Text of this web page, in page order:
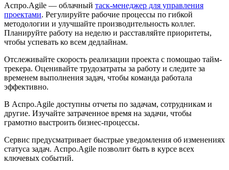
Аспро.Agile — облачный таск-менеджер для управления
проектами. Регулируйте рабочие процессы по гибкой
методологии и улучшайте производительность коллег.
Планируйте работу на неделю и расставляйте приоритеты,
чтобы успевать ко всем дедлайнам.
Отслеживайте скорость реализации проекта с помощью тайм-
трекера. Оценивайте трудозатраты за работу и следите за
временем выполнения задач, чтобы команда работала
эффективно.
В Аспро.Agile доступны отчеты по задачам, сотрудникам и
другие. Изучайте затраченное время на задачи, чтобы
грамотно выстроить бизнес-процессы.
Сервис предусматривает быстрые уведомления об изменениях
статуса задач. Аспро.Agile позволит быть в курсе всех
ключевых событий.